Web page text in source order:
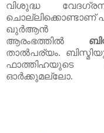
വിശുദ്ധ
ചൊല്ലിക്കൊണ്ടാണ്
ഖുർആൻ
ആരംഭത്തിൽ
താൽപര്യം.
ഫാത്തിഹയുടെ
ഓർക്കുമല്ലോ.